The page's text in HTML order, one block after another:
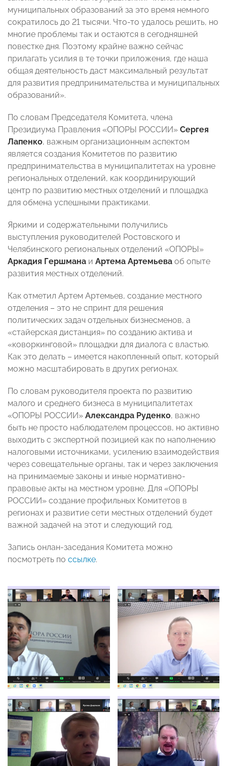
муниципальных образований за это время немного
сократилось до 21 тысячи. Что-то удалось решить, но
многие проблемы так и остаются в сегодняшней
повестке дня. Поэтому крайне важно сейчас
прилагать усилия в те точки приложения, где наша
общая деятельность даст максимальный результат
для развития предпринимательства и муниципальных
образований».
По словам Председателя Комитета, члена
Президиума Правления «ОПОРЫ РОССИИ» Сергея
Лапенко, важным организационным аспектом
является создания Комитетов по развитию
предпринимательства в муниципалитетах на уровне
региональных отделений, как координирующий
центр по развитию местных отделений и площадка
для обмена успешными практиками.
Яркими и содержательными получились
выступления руководителей Ростовского и
Челябинского региональных отделений «ОПОРЫ»
Аркадия Гершмана и Артема Артемьева об опыте
развития местных отделений.
Как отметил Артем Артемьев, создание местного
отделения – это не спринт для решения
политических задач отдельных бизнесменов, а
«стайерская дистанция» по созданию актива и
«коворкинговой» площадки для диалога с властью.
Как это делать – имеется накопленный опыт, который
можно масштабировать в других регионах.
По словам руководителя проекта по развитию
малого и среднего бизнеса в муниципалитетах
«ОПОРЫ РОССИИ» Александра Руденко, важно
быть не просто наблюдателем процессов, но активно
выходить с экспертной позицией как по наполнению
налоговыми источниками, усилению взаимодействия
через совещательные органы, так и через заключения
на принимаемые законы и иные нормативно-
правовые акты на местном уровне. Для «ОПОРЫ
РОССИИ» создание профильных Комитетов в
регионах и развитие сети местных отделений будет
важной задачей на этот и следующий год.
Запись онлан-заседания Комитета можно
посмотреть по ссылке.